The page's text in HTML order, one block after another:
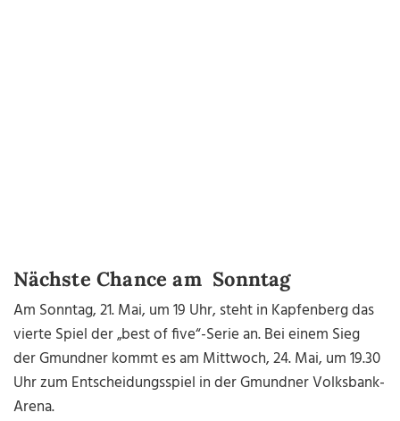
Nächste Chance am Sonntag
Am Sonntag, 21. Mai, um 19 Uhr, steht in Kapfenberg das
vierte Spiel der „best of five“-Serie an. Bei einem Sieg
der Gmundner kommt es am Mittwoch, 24. Mai, um 19.30
Uhr zum Entscheidungsspiel in der Gmundner Volksbank-
Arena.